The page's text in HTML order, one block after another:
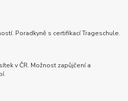
Poradkyně s certifikací Trageschule.
v ČR. Možnost zapůjčení a